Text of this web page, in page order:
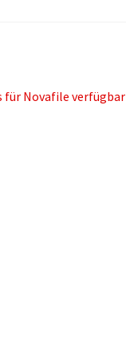
für Novafile verfügbar